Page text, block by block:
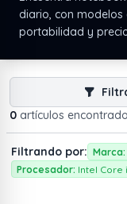
diario, con
portabilidad y
0 artículos
Filtrando por: Marca:
Procesador: Intel Core